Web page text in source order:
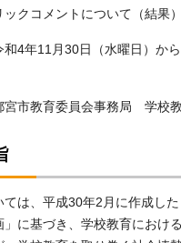
クコメントについて（結果）
和4年11月30日（水曜日）か
宮市教育委員会事務局 学校
は、平成30年2月に作成し
」に基づき、学校教育におけ